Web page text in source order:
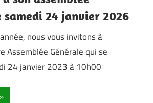
samedi 24 janvier 2026
nous vous invitons à
Assemblée Générale qui se
24 janvier 2023 à 10h00